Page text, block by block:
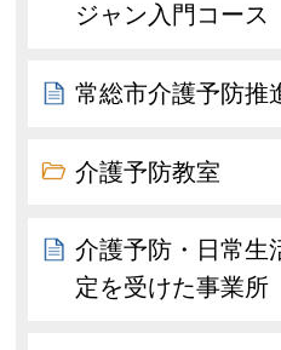
ジャン入門コース
常総市介護予防推
介護予防教室
介護予防・日常生
定を受けた事業所